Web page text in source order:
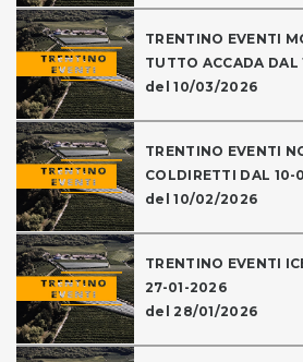
TRENTINO EVENTI
TUTTO ACCADA
del 10/03/2026
TRENTINO EVENTI
COLDIRETTI DAL
del 10/02/2026
TRENTINO EVENTI
27-01-2026
del 28/01/2026